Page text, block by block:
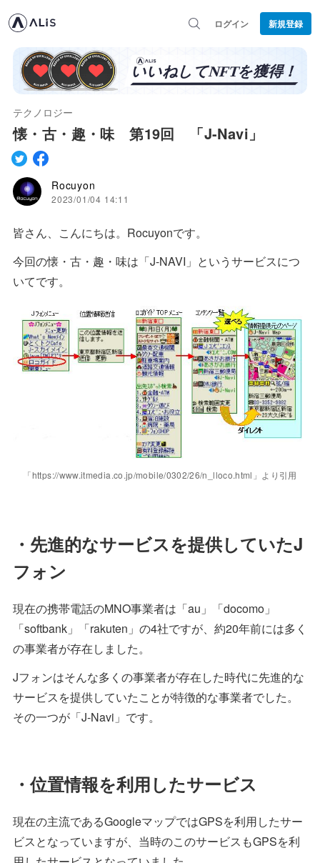
ログイン 新規登録
テクノロジー
懐・古・趣・味 第19回 「J-Navi」
Rocuyon
2023/01/04 14:11
皆さん、こんにちは。Rocuyonです。
今回の懐・古・趣・味は「J-NAVI」というサービスにつ
いてです。
「https://www.itmedia.co.jp/mobile/0302/26/n_lloco.html」より引用
・先進的なサービスを提供していたJ
フォン
現在の携帯電話のMNO事業者は「au」「docomo」
「softbank」「rakuten」の4社ですが、約20年前には多く
の事業者が存在しました。
Jフォンはそんな多くの事業者が存在した時代に先進的な
サービスを提供していたことが特徴的な事業者でした。
その一つが「J-Navi」です。
・位置情報を利用したサービス
現在の主流であるGoogleマップではGPSを利用したサー
ビスとなっていますが、当時のこのサービスもGPSを利